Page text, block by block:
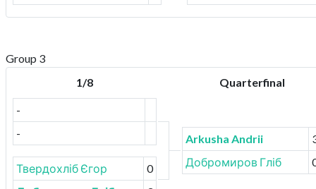
Group 3
1/8
Quarterfinal
-
-
Твердохліб Єгор
0
Arkusha Andrii
Добромиров Гліб